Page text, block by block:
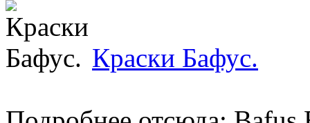
Краски Бафус.